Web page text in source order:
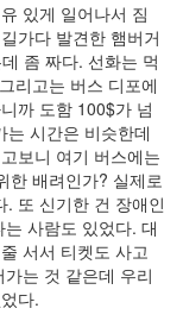
있게 일어나서 짐
가다 발견한 햄버거
좀 짜다. 선화는 먹
리고는 버스 디포에
까 도함 100$가 넘
시간은 비슷한데
보니 여기 버스에는
한 배려인가? 실제로
또 신기한 건 장애인
사람도 있었다. 대
서서 티켓도 사고
는 것 같은데 우리
다.